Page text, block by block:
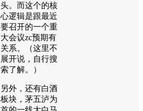
头。而这个的核
心逻辑是跟最近
要召开的一个重
大会议zc预期有
关系。（这里不
展开说，自行搜
索了解。）
另外，还有白酒
板块，茅五泸为